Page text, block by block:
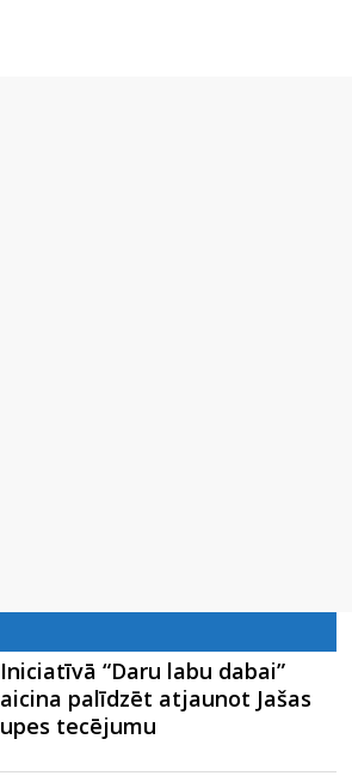
Iniciatīvā “Daru labu dabai”
aicina palīdzēt atjaunot Jašas
upes tecējumu